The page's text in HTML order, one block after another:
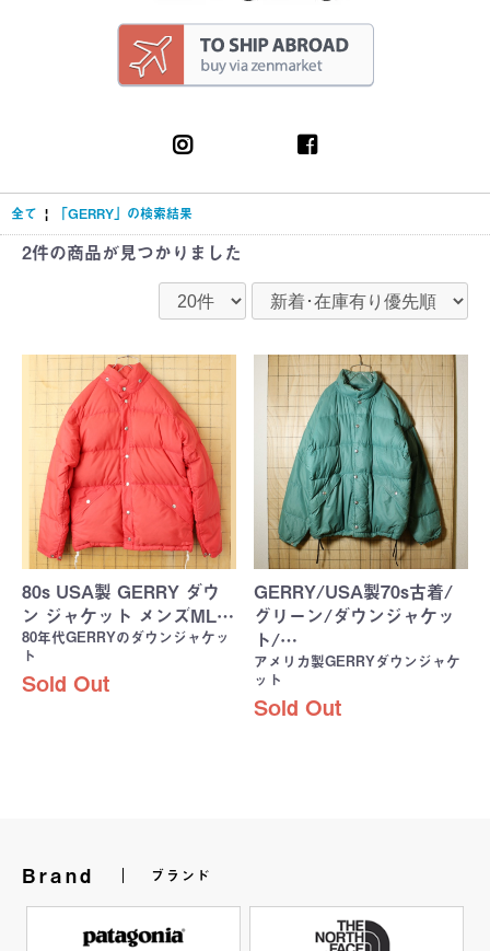
全て | 「GERRY」の検索結果
2件の商品が見つかりました
80s USA製 GERRY ダウ
ン ジャケット メンズML…
80年代GERRYのダウンジャケッ
ト
Sold Out
GERRY/USA製70s古着/
グリーン/ダウンジャケッ
ト/…
アメリカ製GERRYダウンジャケ
ット
Sold Out
Brand ブランド